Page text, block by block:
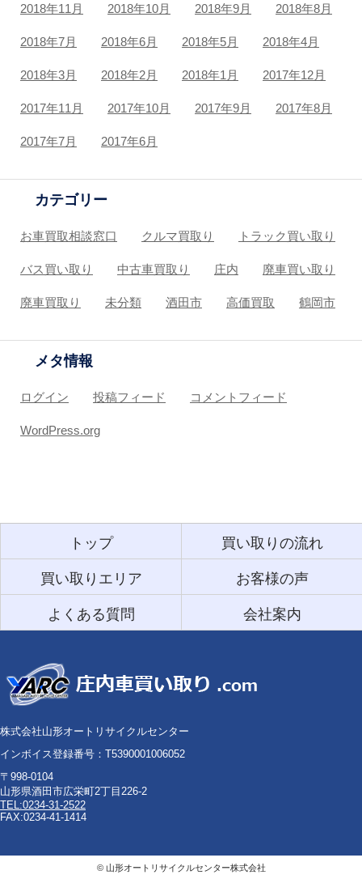
2018年11月 2018年10月 2018年9月 2018年8月
2018年7月 2018年6月 2018年5月 2018年4月
2018年3月 2018年2月 2018年1月 2017年12月
2017年11月 2017年10月 2017年9月 2017年8月
2017年7月 2017年6月
カテゴリー
お車買取相談窓口 クルマ買取り トラック買い取り
バス買い取り 中古車買取り 庄内 廃車買い取り
廃車買取り 未分類 酒田市 高価買取 鶴岡市
メタ情報
ログイン 投稿フィード コメントフィード
WordPress.org
トップ 買い取りの流れ
買い取りエリア お客様の声
よくある質問 会社案内
株式会社山形オートリサイクルセンター
インボイス登録番号：T5390001006052
〒998-0104
山形県酒田市広栄町2丁目226-2
TEL:0234-31-2522
FAX:0234-41-1414
© 山形オートリサイクルセンター株式会社